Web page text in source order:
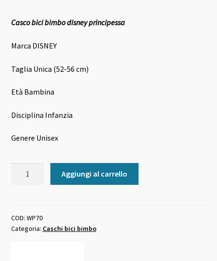
originale
era:
attuale
Casco bici bimbo disney principessa
Marca DISNEY
Taglia Unica (52-56 cm)
Età Bambina
Disciplina Infanzia
Genere Unisex
principessa
quantità
Aggiungi al carrello
COD: WP70
Categoria: Caschi bici bimbo